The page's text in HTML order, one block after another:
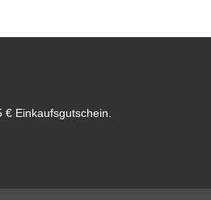
Einkaufsgutschein.